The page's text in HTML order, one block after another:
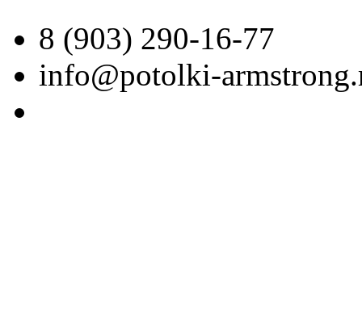
8 (903) 290-16-77
info@potolki-